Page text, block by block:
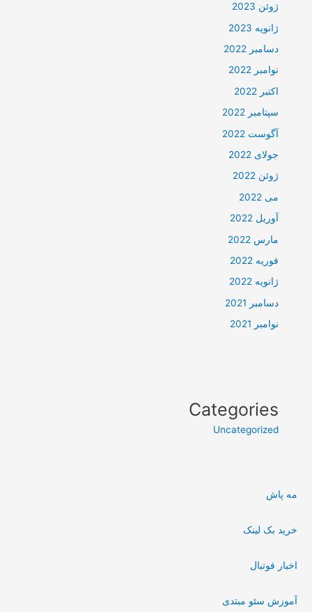
ژوئن 2023
ژانویه 2023
دسامبر 2022
نوامبر 2022
اکتبر 2022
سپتامبر 2022
آگوست 2022
جولای 2022
ژوئن 2022
می 2022
آوریل 2022
مارس 2022
فوریه 2022
ژانویه 2022
دسامبر 2021
نوامبر 2021
Categories
Uncategorized
مه پاش
خرید بک لینک
اخبار فوتبال
آموزش سئو مبتدی